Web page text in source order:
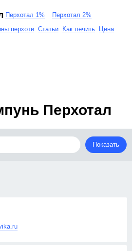
Перхотал 1%
Перхотал 2%
перхоти Статьи Как лечить
Цена
Перхотал
Показать